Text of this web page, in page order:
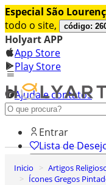
Especial São
todo o site,
código:
Holyart APP
App Store
Play Store
Ajuda e contatos
Conheça premium
Entrar
Lista de
0
Carrinho de
Inicio Artigos
Ícones Gregos